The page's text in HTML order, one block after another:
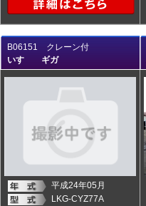
B06151 クレーン付
いすゞ ギガ
平成24年05月
LKG-CYZ77A